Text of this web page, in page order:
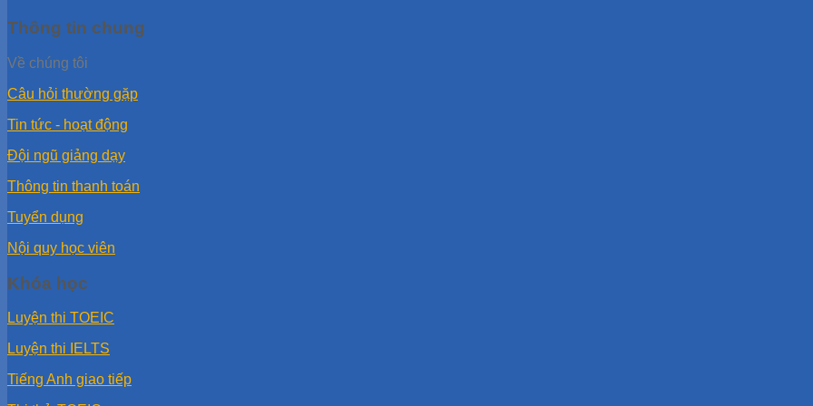
Thông tin chung
Về chúng tôi
Câu hỏi thường gặp
Tin tức - hoạt động
Đội ngũ giảng dạy
Thông tin thanh toán
Tuyển dụng
Nội quy học viên
Khóa học
Luyện thi TOEIC
Luyện thi IELTS
Tiếng Anh giao tiếp